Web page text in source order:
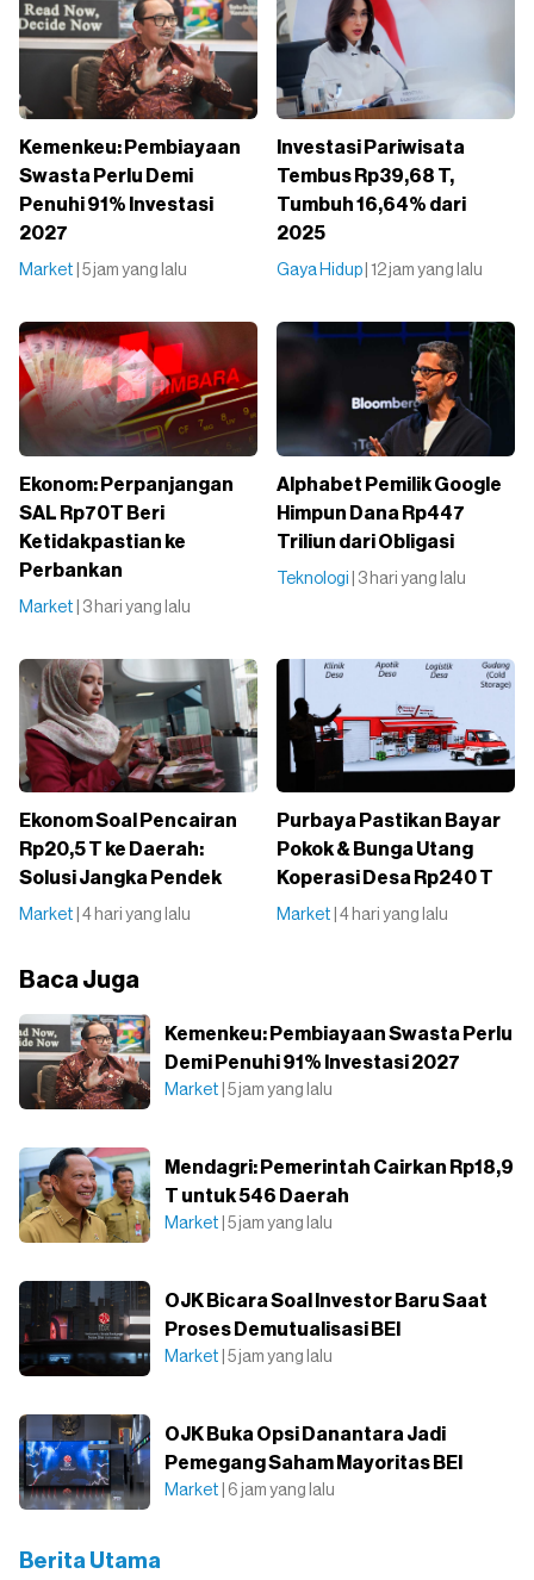
⁠Kemenkeu: Pembiayaan
Swasta Perlu Demi
Penuhi 91% Investasi
2027
Market | 5 jam yang lalu
Investasi Pariwisata
Tembus Rp39,68 T,
Tumbuh 16,64% dari
2025
Gaya Hidup | 12 jam yang lalu
Ekonom: Perpanjangan
SAL Rp70T Beri
Ketidakpastian ke
Perbankan
Market | 3 hari yang lalu
Alphabet Pemilik Google
Himpun Dana Rp447
Triliun dari Obligasi
Teknologi | 3 hari yang lalu
Ekonom Soal Pencairan
Rp20,5 T ke Daerah:
Solusi Jangka Pendek
Market | 4 hari yang lalu
Purbaya Pastikan Bayar
Pokok & Bunga Utang
Koperasi Desa Rp240 T
Market | 4 hari yang lalu
Baca Juga
⁠Kemenkeu: Pembiayaan Swasta Perlu
Demi Penuhi 91% Investasi 2027
Market | 5 jam yang lalu
Mendagri: Pemerintah Cairkan Rp18,9
T untuk 546 Daerah
Market | 5 jam yang lalu
OJK Bicara Soal Investor Baru Saat
Proses Demutualisasi BEI
Market | 5 jam yang lalu
OJK Buka Opsi Danantara Jadi
Pemegang Saham Mayoritas BEI
Market | 6 jam yang lalu
Berita Utama